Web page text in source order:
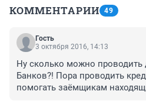
КОММЕНТАРИИ 49
Гость
3 октября 2016, 14:13
Ну сколько можно
Банков?! Пора проводить
помогать заёмщикам